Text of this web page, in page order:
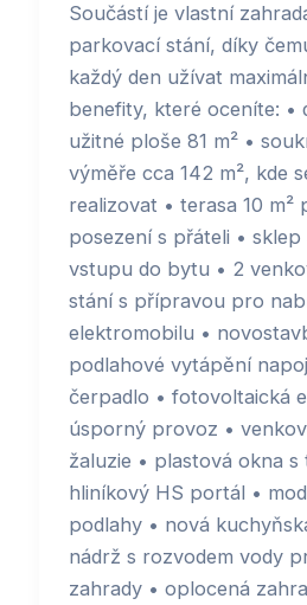
Součástí je vlastní
parkovací stání, díky
každý den užívat
benefity, které oceníte: •
užitné ploše 81 m² •
výměře cca 142 m², kde
realizovat • terasa 10 m²
posezení s přáteli • sklep
vstupu do bytu • 2
stání s přípravou pro
elektromobilu •
podlahové vytápění
čerpadlo • fotovoltaická
úsporný provoz •
žaluzie • plastová okna s
hliníkový HS portál •
podlahy • nová
nádrž s rozvodem vody
zahrady • oplocená